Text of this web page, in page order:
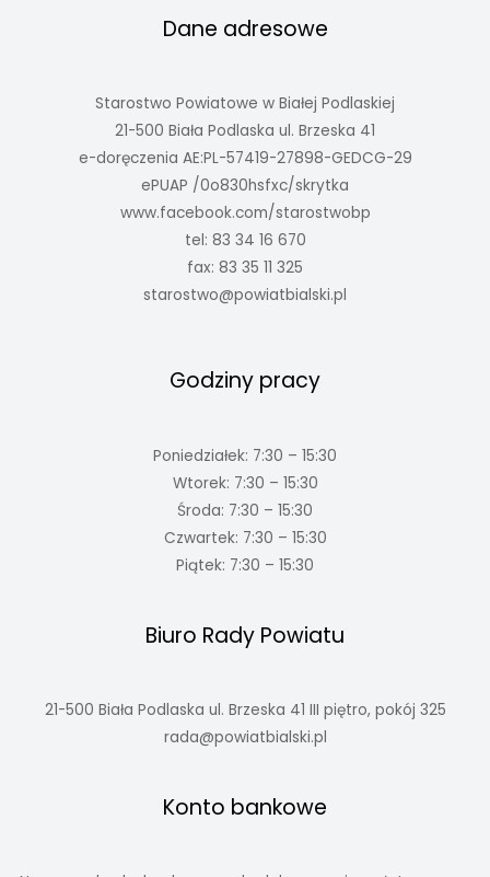
Dane adresowe
Starostwo Powiatowe w Białej Podlaskiej
21-500 Biała Podlaska ul. Brzeska 41
e-doręczenia AE:PL-57419-27898-GEDCG-29
ePUAP /0o830hsfxc/skrytka
www.facebook.com/starostwobp
tel: 83 34 16 670
fax: 83 35 11 325
starostwo@powiatbialski.pl
Godziny pracy
Poniedziałek: 7:30 – 15:30
Wtorek: 7:30 – 15:30
Środa: 7:30 – 15:30
Czwartek: 7:30 – 15:30
Piątek: 7:30 – 15:30
Biuro Rady Powiatu
21-500 Biała Podlaska ul. Brzeska 41 III piętro, pokój 325
rada@powiatbialski.pl
Konto bankowe